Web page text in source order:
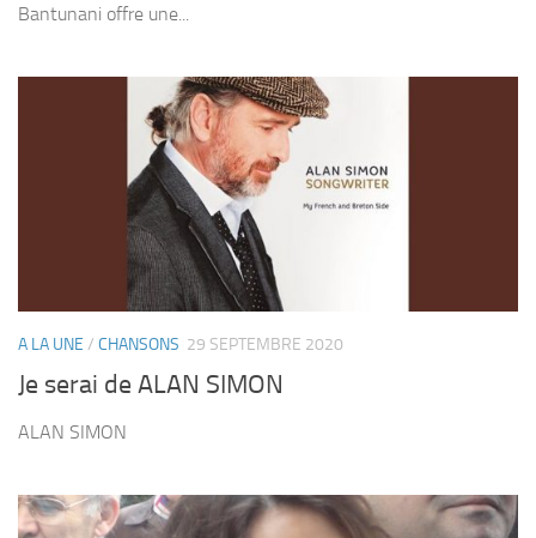
Bantunani offre une...
A LA UNE / CHANSONS 29 SEPTEMBRE 2020
Je serai de ALAN SIMON
ALAN SIMON